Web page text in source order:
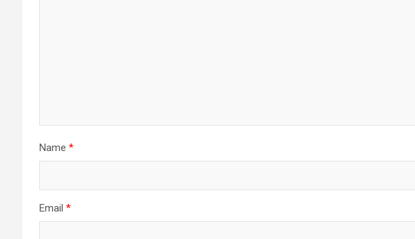
Name *
Email *